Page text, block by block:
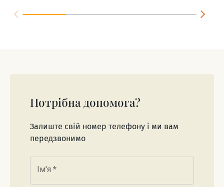
Потрібна допомога?
Залиште свій номер телефону і ми вам
передзвонимо
Ім'я *